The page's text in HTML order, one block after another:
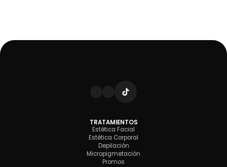
TRATAMIENTOS
Estética Facial
Estética Corporal
Depilación
Micropigmetación
Promos